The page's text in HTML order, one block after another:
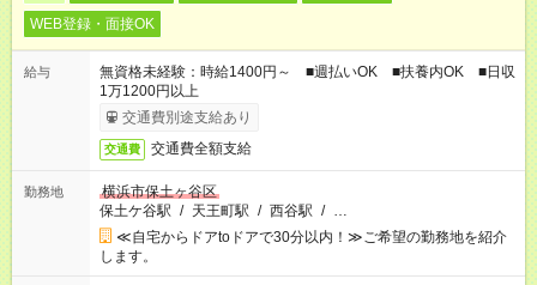
WEB登録・面接OK
給与
無資格未経験：時給1400円～ ■週払いOK ■扶養内OK ■日収
1万1200円以上
交通費別途支給あり
交通費 交通費全額支給
勤務地
横浜市保土ヶ谷区
保土ケ谷駅 / 天王町駅 / 西谷駅 / …
≪自宅からドアtoドアで30分以内！≫ご希望の勤務地を紹介
します。